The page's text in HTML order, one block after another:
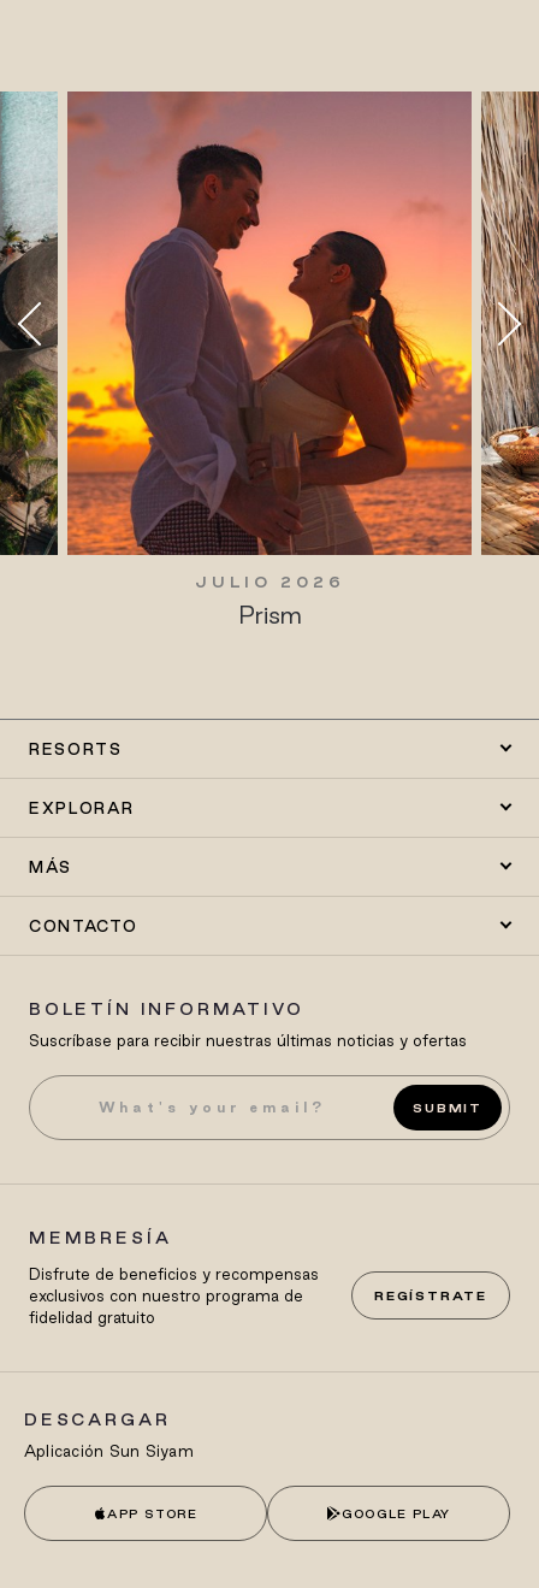
JULIO 2026
Prism
RESORTS
EXPLORAR
MÁS
CONTACTO
BOLETÍN INFORMATIVO
Suscríbase para recibir nuestras últimas noticias y ofertas
SUBMIT
MEMBRESÍA
Disfrute de beneficios y recompensas
exclusivos con nuestro programa de
fidelidad gratuito
REGÍSTRATE
DESCARGAR
Aplicación Sun Siyam
APP STORE GOOGLE PLAY